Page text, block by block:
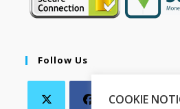
Follow Us
COOKIE